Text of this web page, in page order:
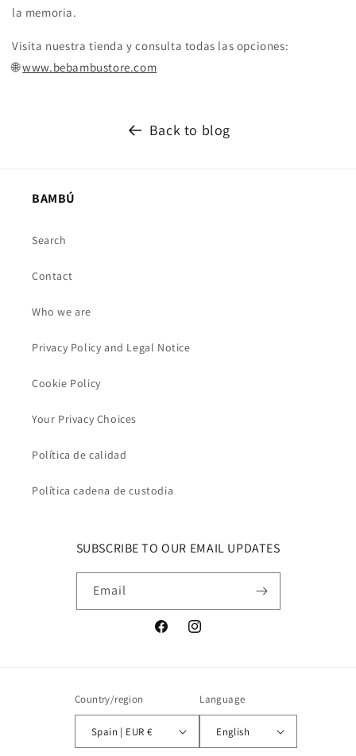
la memoria.
Visita nuestra tienda y consulta todas las opciones:
🌐www.bebambustore.com
Back to blog
BAMBÚ
Search
Contact
Who we are
Privacy Policy and Legal Notice
Cookie Policy
Your Privacy Choices
Política de calidad
Política cadena de custodia
SUBSCRIBE TO OUR EMAIL UPDATES
Email
FacebookInstagram
Country/region
Spain | EUR €
Language
English